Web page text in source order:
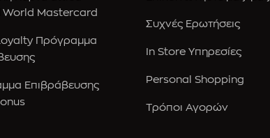
World Mastercard
Πρόγραμμα
Επιβράβευσης
Συχνές Ερωτήσεις
In Store Υπηρεσίες
Personal Shopping
Τρόποι Αγορών